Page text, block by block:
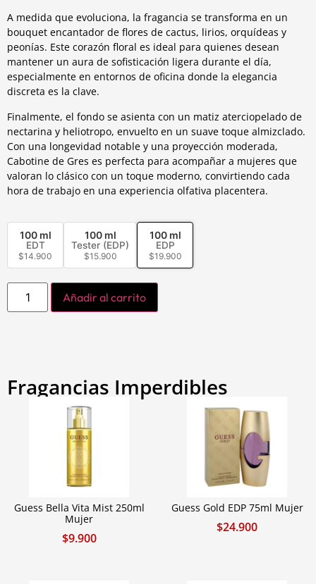
A medida que evoluciona, la fragancia se transforma en un
bouquet encantador de flores de cactus, lirios, orquídeas y
peonías. Este corazón floral es ideal para quienes desean
mantener un aura de sofisticación ligera durante el día,
especialmente en entornos de oficina donde la elegancia
discreta es la clave.
Finalmente, el fondo se asienta con un matiz aterciopelado de
nectarina y heliotropo, envuelto en un suave toque almizclado.
Con una longevidad notable y una proyección moderada,
Cabotine de Gres es perfecta para acompañar a mujeres que
valoran lo clásico con un toque moderno, convirtiendo cada
hora de trabajo en una experiencia olfativa placentera.
100 ml
EDT
$14.900
100 ml
Tester (EDP)
$15.900
100 ml
EDP
$19.900
Añadir al carrito
Fragancias Imperdibles
Guess Bella Vita Mist 250ml
Mujer
$9.900
Guess Gold EDP 75ml Mujer
$24.900